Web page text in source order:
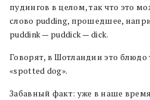
пудингов в целом, так что это
слово pudding, прошедшее,
puddink — puddick — dick.
Говорят, в Шотландии это блюдо
«spotted dog».
Забавный факт: уже в наше